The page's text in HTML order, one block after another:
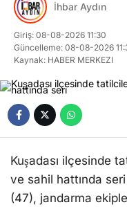
İhbar Aydın
Giriş: 08-08-2026 11:30
Güncelleme: 08-08-2026
Kaynak: HABER MERKEZI
Kuşadası ilçesinde
ve sahil hattında seri
(47), jandarma